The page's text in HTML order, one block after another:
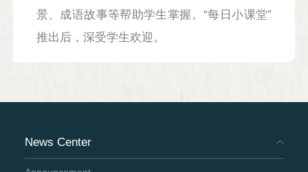
景、成语故事等帮助学生掌握。“每日小课堂”
推出后，深受学生欢迎。
News Center